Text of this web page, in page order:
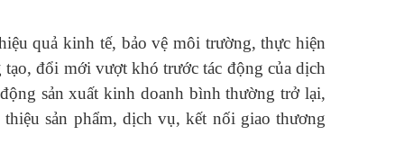
quả kinh tế, bảo vệ môi trường, thực hiện
đổi mới vượt khó trước tác động của dịch
sản xuất kinh doanh bình thường trở lại,
sản phẩm, dịch vụ, kết nối giao thương